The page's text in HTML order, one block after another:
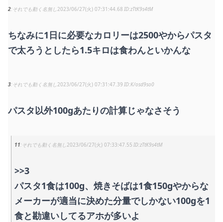
2 それでも動く名無し2023/06/27(火) 07:31:44.68 zTtK9s4tM
ちなみに1日に必要なカロリーは2500やからパスタ
で太ろうとしたら1.5キロは食わんといかんな
3 それでも動く名無し2023/06/27(火) 07:31:47.39 K/osd9so0
パスタ以外100gあたりの計算じゃなさそう
11 それでも動く名無し2023/06/27(火) 07:33:47.55 zTtK9s4tM
>>3
パスタ1食は100g、焼きそばは1食150gやからな
メーカーが適当に決めた分量でしかない100gを1
食と勘違いしてるアホが多いよ